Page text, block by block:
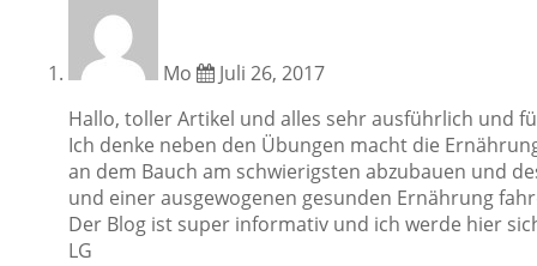
Mo
Juli 26, 2017
Hallo, toller Artikel und alles sehr ausführlich und
Ich denke neben den Übungen macht die
an dem Bauch am schwierigsten abzubauen und
und einer ausgewogenen gesunden Ernährung
Der Blog ist super informativ und ich werde hier
LG